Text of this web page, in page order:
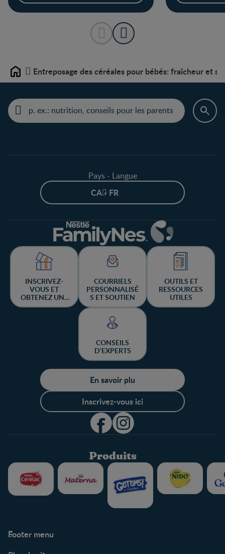
Home Entreposage des céréales pour bébés: fraîcheur et
Pays - Langue
CA - FR
INSCRIVEZ-
VOUS ET
OBTENEZ UNE
CHANCE DE
COURRIELS
PERSONNALISÉ
S ET SOUTIEN
OUTILS ET
RESSOURCES
UTILES
CONSEILS
D’EXPERTS
En savoir plu
Inscrivez-vous ici
Produits
Footer menu